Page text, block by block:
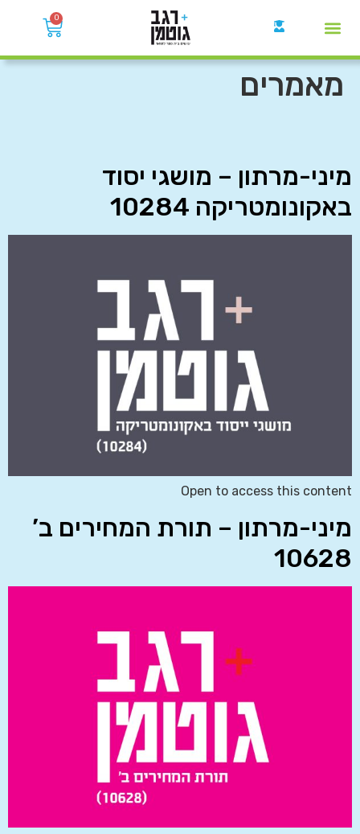
0
מאמרים
מיני-מרתון – מושגי יסוד
באקונומטריקה 10284
Open to access this content
מיני-מרתון – תורת המחירים ב’
10628